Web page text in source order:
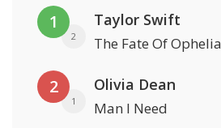
1
2
Taylor Swift
The Fate Of Ophelia
2
1
Olivia Dean
Man I Need